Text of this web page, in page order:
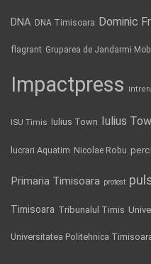
DNA DNA Timisoara Dominic
flagrant Gruparea de Jandarmi
Impactpress
ISU Timis Iulius Town Iulius
lucrari Aquatim Nicolae Robu
Primaria Timisoara protest
Timisoara Tribunalul Timis
Universitatea Politehnica